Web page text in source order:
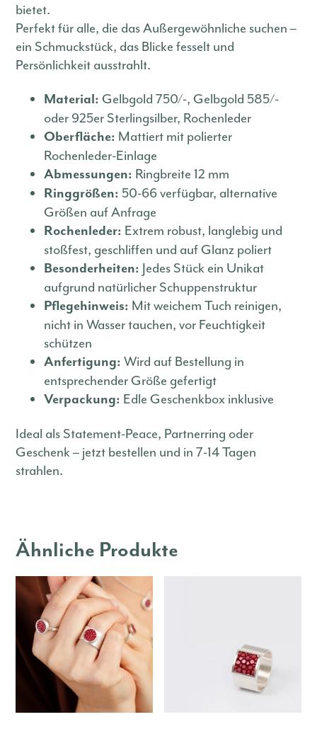
bietet.
Perfekt für alle, die das Außergewöhnliche suchen –
ein Schmuckstück, das Blicke fesselt und
Persönlichkeit ausstrahlt.
Material:Gelbgold 750/-, Gelbgold 585/-
oder 925er Sterlingsilber, Rochenleder
Oberfläche: Mattiert mit polierter
Rochenleder-Einlage
Abmessungen: Ringbreite 12 mm
Ringgrößen: 50-66 verfügbar, alternative
Größen auf Anfrage
Rochenleder: Extrem robust, langlebig und
stoßfest, geschliffen und auf Glanz poliert
Besonderheiten: Jedes Stück ein Unikat
aufgrund natürlicher Schuppenstruktur
Pflegehinweis: Mit weichem Tuch reinigen,
nicht in Wasser tauchen, vor Feuchtigkeit
schützen
Anfertigung: Wird auf Bestellung in
entsprechender Größe gefertigt
Verpackung: Edle Geschenkbox inklusive
Ideal als Statement-Peace, Partnerring oder
Geschenk – jetzt bestellen und in 7-14 Tagen
strahlen.
Ähnliche Produkte